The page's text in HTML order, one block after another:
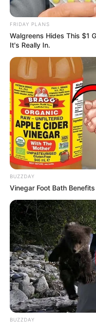
Das Wissen, das die
bei der Tier- und
Charles Darwin 1858
mussten die
lernen.
Quermania folgen:
Suchen:
FRIDAY PLANS
Walgreens Hides This $1
It's Really In.
BUZZDAY
Vinegar Foot Bath
BUZZDAY